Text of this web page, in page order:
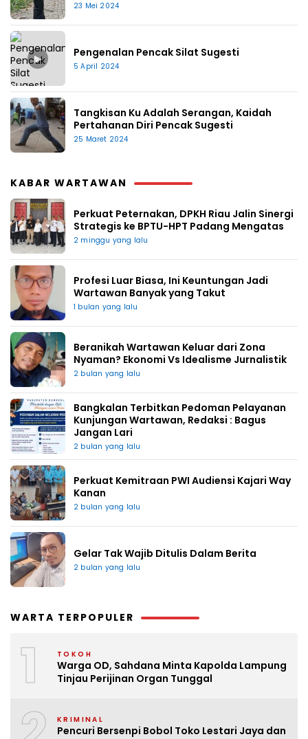
23 Mei 2024
▶ Pengenalan Pencak Silat Sugesti
5 April 2024
Tangkisan Ku Adalah Serangan, Kaidah
Pertahanan Diri Pencak Sugesti
25 Maret 2024
KABAR WARTAWAN
Perkuat Peternakan, DPKH Riau Jalin Sinergi
Strategis ke BPTU-HPT Padang Mengatas
2 minggu yang lalu
Profesi Luar Biasa, Ini Keuntungan Jadi
Wartawan Banyak yang Takut
1 bulan yang lalu
Beranikah Wartawan Keluar dari Zona
Nyaman? Ekonomi Vs Idealisme Jurnalistik
2 bulan yang lalu
Bangkalan Terbitkan Pedoman Pelayanan
Kunjungan Wartawan, Redaksi : Bagus
Jangan Lari
2 bulan yang lalu
Perkuat Kemitraan PWI Audiensi Kajari Way
Kanan
2 bulan yang lalu
Gelar Tak Wajib Ditulis Dalam Berita
2 bulan yang lalu
WARTA TERPOPULER
1 TOKOH
Warga OD, Sahdana Minta Kapolda Lampung
Tinjau Perijinan Organ Tunggal
KRIMINAL
Pencuri Bersenpi Bobol Toko Lestari Jaya dan